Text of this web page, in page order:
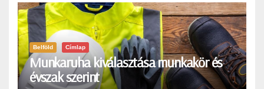
Belföld Címlap
Munkaruha kiválasztása munkakör és
évszak szerint